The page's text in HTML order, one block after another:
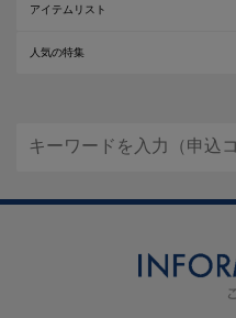
アイテムリスト
人気の特集